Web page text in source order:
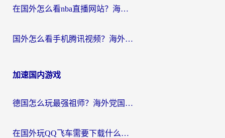
在国外怎么看nba直播网站？海外党专属体育观赛指南，告别地区限制！
国外怎么看手机腾讯视频？海外党亲测有效的追剧加速器选择指南
加速国内游戏
德国怎么玩最强祖师？海外党国服游戏加速器选择全攻略（附宝可梦Online实测）
在国外玩QQ飞车需要下载什么加速器呢？海外党亲测有效的国服游戏加速指南